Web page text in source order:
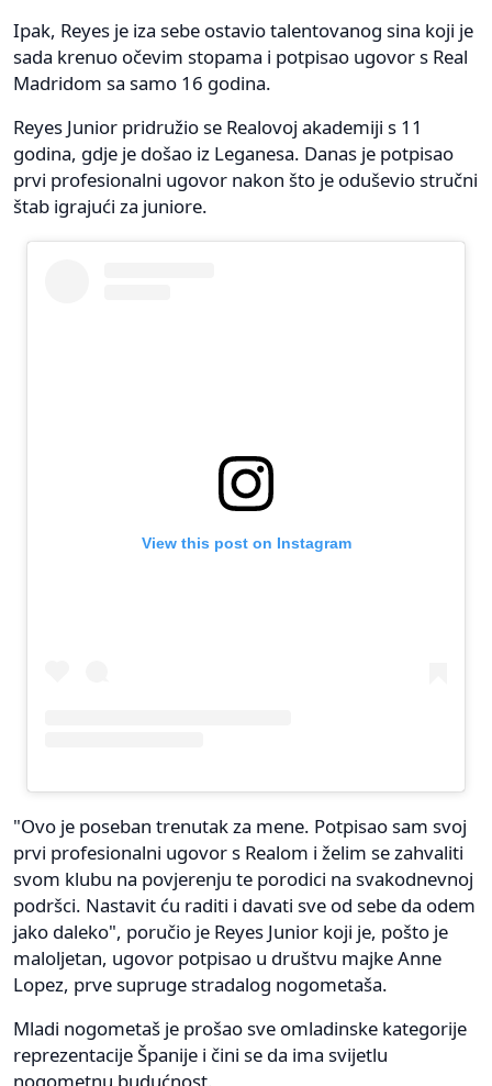
Ipak, Reyes je iza sebe ostavio talentovanog sina koji je
sada krenuo očevim stopama i potpisao ugovor s Real
Madridom sa samo 16 godina.
Reyes Junior pridružio se Realovoj akademiji s 11
godina, gdje je došao iz Leganesa. Danas je potpisao
prvi profesionalni ugovor nakon što je oduševio stručni
štab igrajući za juniore.
View this post on Instagram
"Ovo je poseban trenutak za mene. Potpisao sam svoj
prvi profesionalni ugovor s Realom i želim se zahvaliti
svom klubu na povjerenju te porodici na svakodnevnoj
podršci. Nastavit ću raditi i davati sve od sebe da odem
jako daleko", poručio je Reyes Junior koji je, pošto je
maloljetan, ugovor potpisao u društvu majke Anne
Lopez, prve supruge stradalog nogometaša.
Mladi nogometaš je prošao sve omladinske kategorije
reprezentacije Španije i čini se da ima svijetlu
nogometnu budućnost.